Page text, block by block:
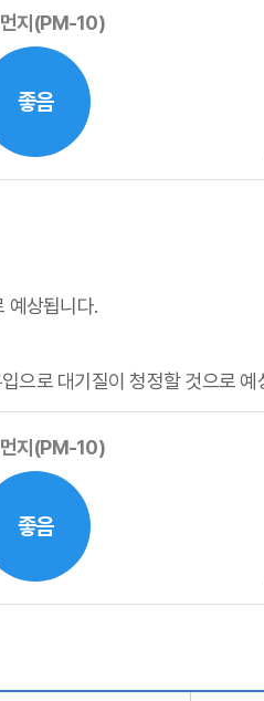
지(PM-10)
좋음
예상됩니다.
으로 대기질이 청정할 것으로 예
지(PM-10)
좋음